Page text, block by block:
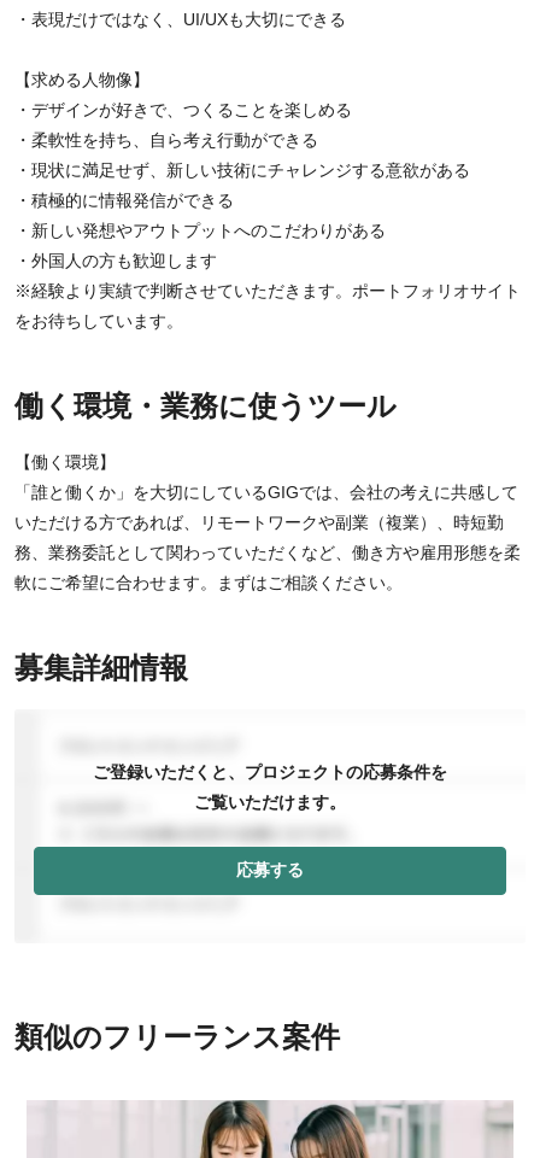
・表現だけではなく、UI/UXも大切にできる
【求める人物像】
・デザインが好きで、つくることを楽しめる
・柔軟性を持ち、自ら考え行動ができる
・現状に満足せず、新しい技術にチャレンジする意欲がある
・積極的に情報発信ができる
・新しい発想やアウトプットへのこだわりがある
・外国人の方も歓迎します
※経験より実績で判断させていただきます。ポートフォリオサイト
をお待ちしています。
働く環境・業務に使うツール
【働く環境】
「誰と働くか」を大切にしているGIGでは、会社の考えに共感して
いただける方であれば、リモートワークや副業（複業）、時短勤
務、業務委託として関わっていただくなど、働き方や雇用形態を柔
軟にご希望に合わせます。まずはご相談ください。
募集詳細情報
ご登録いただくと、プロジェクトの応募条件を
ご覧いただけます。
応募する
類似のフリーランス案件